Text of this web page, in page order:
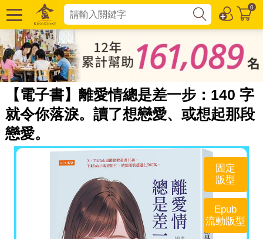
0
【電子書】離愛情總是差一步：140 字
就令你落淚。讀了想戀愛、或想起那段
戀愛。
固定
版型
Epub
流動版型